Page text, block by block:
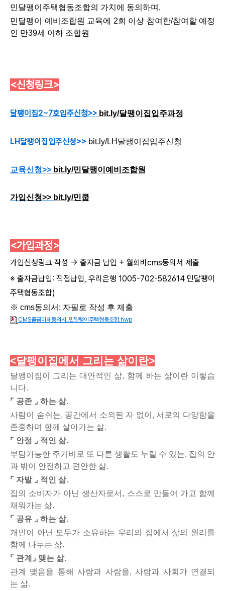
민달팽이주택협동조합의 가치에 동의하며,
민달팽이 예비조합원 교육에 2회 이상 참여한/참여할 예정
인 만39세 이하 조합원
<신청링크>
달팽이집2~7호입주신청>> bit.ly/달팽이집입주과정
LH달팽이집입주신청>> bit.ly/LH달팽이집입주신청
교육신청>> bit.ly/민달팽이예비조합원
가입신청>> bit.ly/민쿱
<가입과정>
가입신청링크 작성 -> 출자금 납입 + 월회비cms동의서 제출
※ 출자금납입: 직접납입, 우리은행 1005-702-582614 민달팽이
주택협동조합)
※ cms동의서: 자필로 작성 후 제출
CMS출금이체동의서_민달팽이주택협동조합.hwp
<달팽이집에서 그리는 삶이란>
달팽이집이 그리는 대안적인 삶, 함께 하는 삶이란 이렇습
니다.
⌜ 공존 ⌟ 하는 삶.
사람이 숨쉬는, 공간에서 소외된 자 없이, 서로의 다양함을
존중하며 함께 살아가는 삶.
⌜ 안정 ⌟ 적인 삶.
부담가능한 주거비로 또 다른 생활도 누릴 수 있는, 집의 안
과 밖이 안전하고 편안한 삶.
⌜ 자발 ⌟ 적인 삶.
집의 소비자가 아닌 생산자로서, 스스로 만들어 가고 함께
채워가는 삶.
⌜ 공유 ⌟ 하는 삶.
개인이 아닌 모두가 소유하는 우리의 집에서 삶의 원리를
함께 나누는 삶.
⌜ 관계⌟ 맺는 삶.
관계 맺음을 통해 사람과 사람을, 사람과 사회가 연결되
는 삶.